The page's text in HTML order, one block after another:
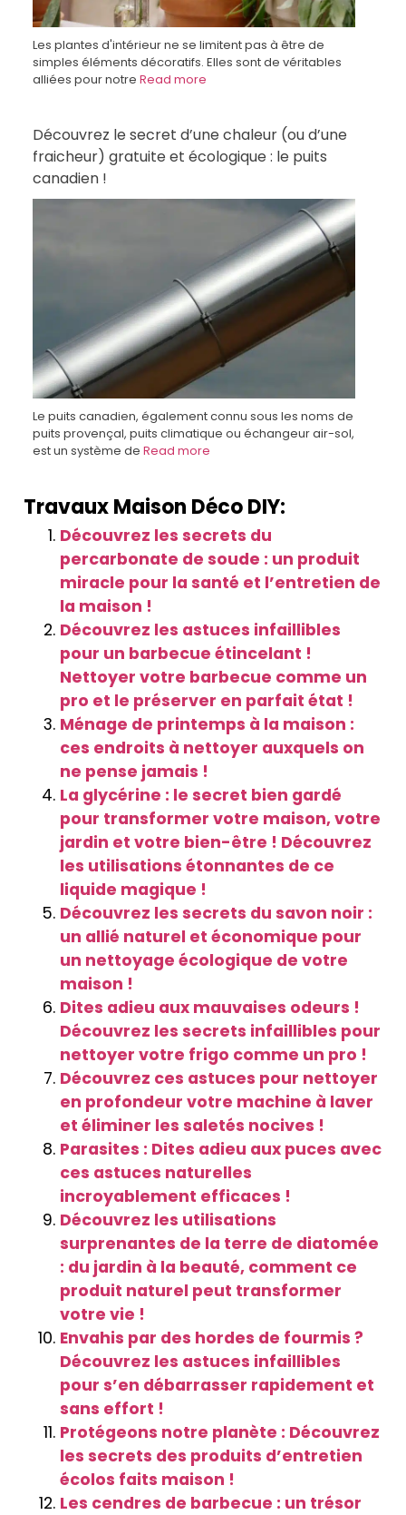
Les plantes d'intérieur ne se limitent pas à être de
simples éléments décoratifs. Elles sont de véritables
alliées pour notre Read more
Découvrez le secret d’une chaleur (ou d’une
fraicheur) gratuite et écologique : le puits
canadien !
Le puits canadien, également connu sous les noms de
puits provençal, puits climatique ou échangeur air-sol,
est un système de Read more
Travaux Maison Déco DIY:
Découvrez les secrets du
percarbonate de soude : un produit
miracle pour la santé et l’entretien de
la maison !
Découvrez les astuces infaillibles
pour un barbecue étincelant !
Nettoyer votre barbecue comme un
pro et le préserver en parfait état !
Ménage de printemps à la maison :
ces endroits à nettoyer auxquels on
ne pense jamais !
La glycérine : le secret bien gardé
pour transformer votre maison, votre
jardin et votre bien-être ! Découvrez
les utilisations étonnantes de ce
liquide magique !
Découvrez les secrets du savon noir :
un allié naturel et économique pour
un nettoyage écologique de votre
maison !
Dites adieu aux mauvaises odeurs !
Découvrez les secrets infaillibles pour
nettoyer votre frigo comme un pro !
Découvrez ces astuces pour nettoyer
en profondeur votre machine à laver
et éliminer les saletés nocives !
Parasites : Dites adieu aux puces avec
ces astuces naturelles
incroyablement efficaces !
Découvrez les utilisations
surprenantes de la terre de diatomée
: du jardin à la beauté, comment ce
produit naturel peut transformer
votre vie !
Envahis par des hordes de fourmis ?
Découvrez les astuces infaillibles
pour s’en débarrasser rapidement et
sans effort !
Protégeons notre planète : Découvrez
les secrets des produits d’entretien
écolos faits maison !
Les cendres de barbecue : un trésor